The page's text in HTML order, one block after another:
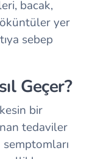
bacak,
yer
sebep
Geçer?
bir
tedaviler